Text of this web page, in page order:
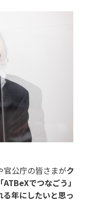
官公庁の皆さまがク
でつなごう」
年にしたいと思っ